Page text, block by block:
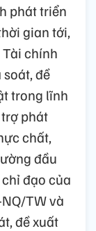
phát triển
gian tới,
chính
đề
trong lĩnh
phát
chất,
đầu
đạo của
TW và
đề xuất